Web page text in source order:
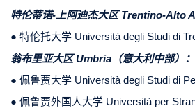
特伦蒂诺-上阿迪杰大区 Trentino-Alto
● 特伦托大学 Università degli Studi di
翁布里亚大区 Umbria（意大利中部）：
● 佩鲁贾大学 Università degli Studi di
● 佩鲁贾外国人大学 Università per